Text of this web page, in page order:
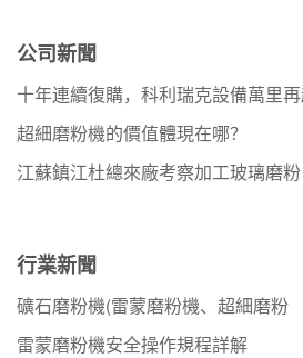
公司新聞
十年連續復購，科利瑞克設備萬里
超細磨粉機的價值體現在哪？
江蘇鎮江杜總來廠考察加工玻璃磨粉
行業新聞
礦石磨粉機(雷蒙磨粉機、超細磨粉
雷蒙磨粉機安全操作規程詳解